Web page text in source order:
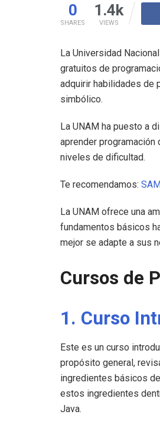
0
SHARES
1.4k
VIEWS
La Universidad
gratuitos de
adquirir habilidades de
simbólico.
La UNAM ha puesto a
aprender
niveles de dificultad.
Te recomendamos:
La UNAM ofrece una
fundamentos básicos
mejor se adapte a sus
Cursos de
1. Curso
Este es un curso
propósito general,
ingredientes básicos
estos ingredientes
Java.